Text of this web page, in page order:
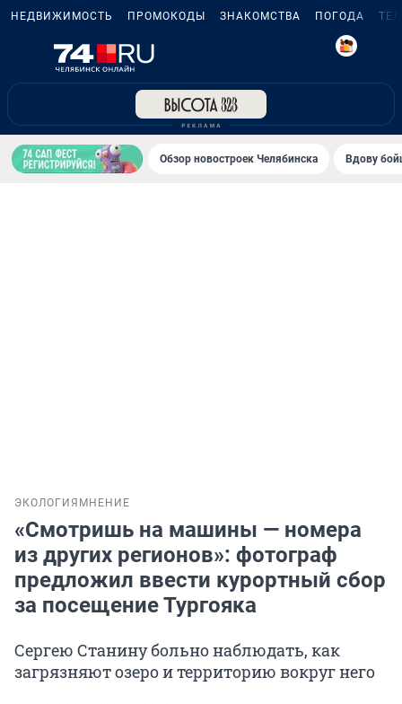
НЕДВИЖИМОСТЬ ПРОМОКОДЫ ЗНАКОМСТВА ПОГОДА
5
Обзор новостроек Челябинска Вдову
ЭКОЛОГИЯ МНЕНИЕ
«Смотришь на машины — номера
из других регионов»: фотограф
предложил ввести курортный сбор
за посещение Тургояка
Сергею Станину больно наблюдать, как
загрязняют озеро и территорию вокруг него